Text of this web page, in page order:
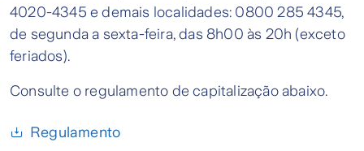
4020-4345 e demais localidades: 0800 285 4345,
de segunda a sexta-feira, das 8h00 às 20h (exceto
feriados).
Consulte o regulamento de capitalização abaixo.
Regulamento